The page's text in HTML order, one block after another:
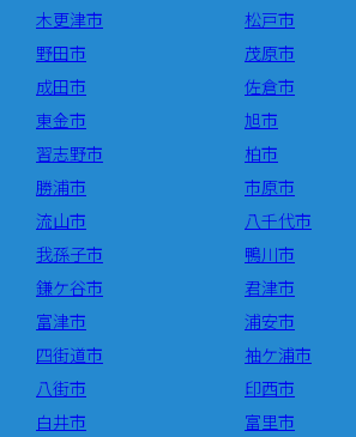
木更津市
松戸市
野田市
茂原市
成田市
佐倉市
東金市
旭市
習志野市
柏市
勝浦市
市原市
流山市
八千代市
我孫子市
鴨川市
鎌ケ谷市
君津市
富津市
浦安市
四街道市
袖ケ浦市
八街市
印西市
白井市
富里市